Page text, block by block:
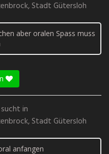
Stadt Gütersloh
aber oralen Spass muss
sucht in
Stadt Gütersloh
anfangen